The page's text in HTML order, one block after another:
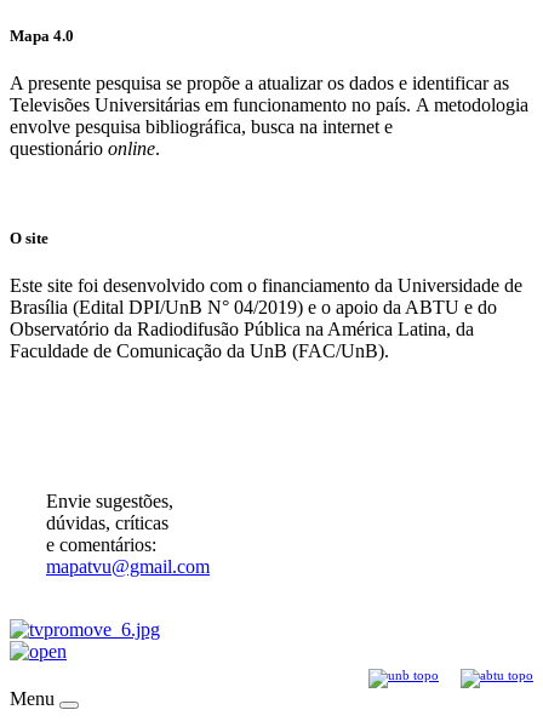
Mapa 4.0
A presente pesquisa se propõe a atualizar os dados e identificar as
Televisões Universitárias em funcionamento no país. A metodologia
envolve pesquisa bibliográfica, busca na internet e
questionário online.
O site
Este site foi desenvolvido com o financiamento da Universidade de
Brasília (Edital DPI/UnB N° 04/2019) e o apoio da ABTU e do
Observatório da Radiodifusão Pública na América Latina, da
Faculdade de Comunicação da UnB (FAC/UnB).
Envie sugestões,
dúvidas, críticas
e comentários:
mapatvu@gmail.com
Menu